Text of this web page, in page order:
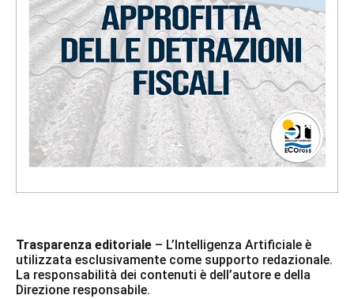
Trasparenza editoriale – L’Intelligenza Artificiale è
utilizzata esclusivamente come supporto redazionale.
La responsabilità dei contenuti è dell’autore e della
Direzione responsabile.